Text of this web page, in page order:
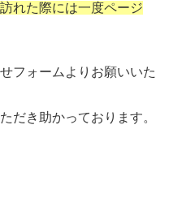
れた際には一度ページ
フォームよりお願いいた
だき助かっております。